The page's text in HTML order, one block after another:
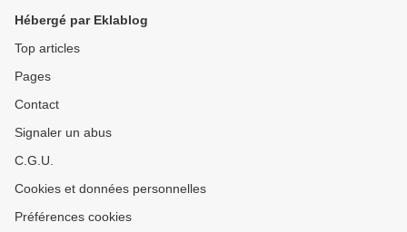
Hébergé par Eklablog
Top articles
Pages
Contact
Signaler un abus
C.G.U.
Cookies et données personnelles
Préférences cookies